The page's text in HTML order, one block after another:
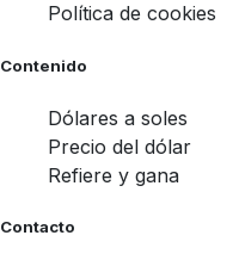
Política de cookies
Contenido
Dólares a soles
Precio del dólar
Refiere y gana
Contacto